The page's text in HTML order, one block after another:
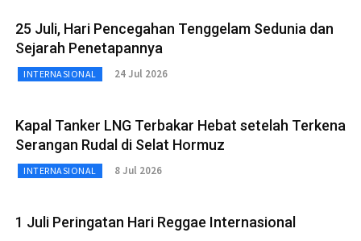
25 Juli, Hari Pencegahan Tenggelam Sedunia dan
Sejarah Penetapannya
INTERNASIONAL 24 Jul 2026
Kapal Tanker LNG Terbakar Hebat setelah Terkena
Serangan Rudal di Selat Hormuz
INTERNASIONAL 8 Jul 2026
1 Juli Peringatan Hari Reggae Internasional